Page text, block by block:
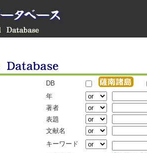
DB
年
著者
表題
文献名
キーワード